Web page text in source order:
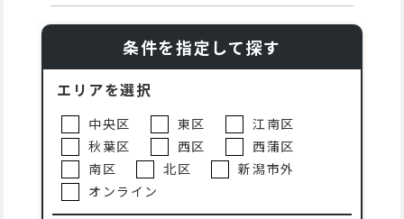
条件を指定して探す
エリアを選択
中央区 東区
江南区
秋葉区
西区
西蒲区
南区
北区
新潟市外
オンライン